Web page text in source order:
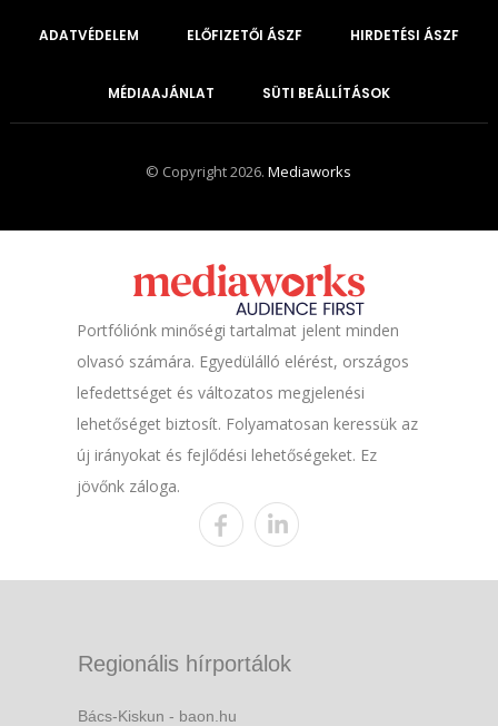
ADATVÉDELEM ELŐFIZETŐI ÁSZF HIRDETÉSI ÁSZF
MÉDIAAJÁNLAT SÜTI BEÁLLÍTÁSOK
© Copyright 2026.Mediaworks
Portfóliónk minőségi tartalmat jelent minden
olvasó számára. Egyedülálló elérést, országos
lefedettséget és változatos megjelenési
lehetőséget biztosít. Folyamatosan keressük az
új irányokat és fejlődési lehetőségeket. Ez
jövőnk záloga.
Regionális hírportálok
Bács-Kiskun - baon.hu